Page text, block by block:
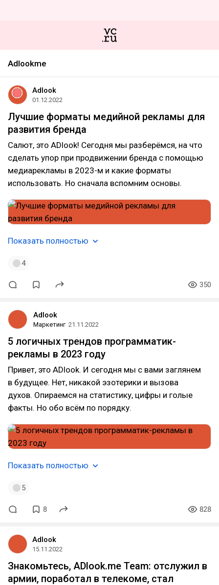
Adlookme
Adlook
01.12.2022
Лучшие форматы медийной рекламы для
развития бренда
Салют, это ADlook! Сегодня мы разберёмся, на что
сделать упор при продвижении бренда с помощью
медиарекламы в 2023-м и какие форматы
использовать. Но сначала вспомним основы.
Показать полностью
4
350
Adlook
Маркетинг 21.11.2022
5 логичных трендов программатик-
рекламы в 2023 году
Привет, это ADlook. И сегодня мы с вами заглянем
в будущее. Нет, никакой эзотерики и вызова
духов. Опираемся на статистику, цифры и голые
факты. Но обо всём по порядку.
Показать полностью
5
8 828
Adlook
15.11.2022
Знакомьтесь, ADlook.me Team: отслужил в
армии, поработал в телекоме, стал